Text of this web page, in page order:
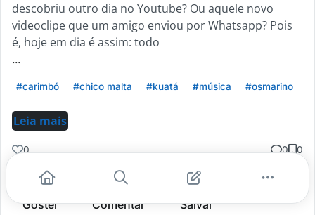
descobriu outro dia no Youtube? Ou aquele novo
videoclipe que um amigo enviou por Whatsapp? Pois
é, hoje em dia é assim: todo
...
#carimbó #chico malta #kuatá #música #osmarino
Leia mais
0 0 0
Gostei Comentar Salvar